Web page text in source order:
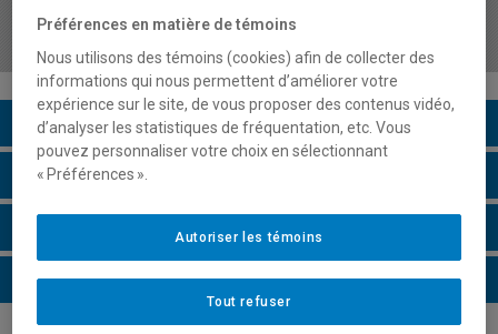
chromatographiques
Description du cours
Horaire - Été 2026
Horaire - Automne 2026
Horaire - Hiver 2027
Préférences en matière de témoins
Nous utilisons des témoins (cookies) afin de collecter des
informations qui nous permettent d’améliorer votre
expérience sur le site, de vous proposer des contenus vidéo,
d’analyser les statistiques de fréquentation, etc. Vous
pouvez personnaliser votre choix en sélectionnant
« Préférences ».
Tout refuser
Autoriser les témoins